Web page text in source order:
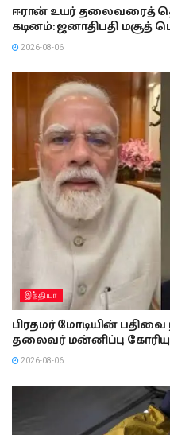
ஈரான் உயர் தலைவரைத்
கடினம்: ஜனாதிபதி மசூத்
2026-08-06
இந்தியா
பிரதமர் மோடியின் பதிவை
தலைவர் மன்னிப்பு
2026-08-06